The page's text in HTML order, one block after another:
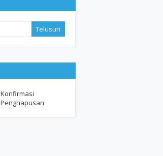
Konfirmasi
Penghapusan